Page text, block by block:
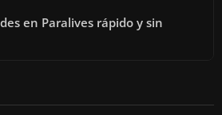
en Paralives rápido y sin